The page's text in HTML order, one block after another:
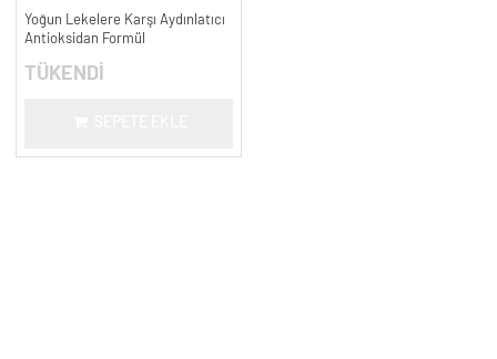
ml.
Yoğun Lekelere Karşı Aydınlatıcı
Antioksidan Formül
TÜKENDİ